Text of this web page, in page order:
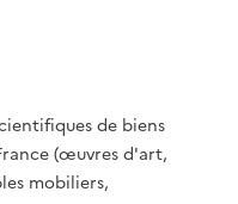
de biens
(œuvres d'art,
mobiliers,